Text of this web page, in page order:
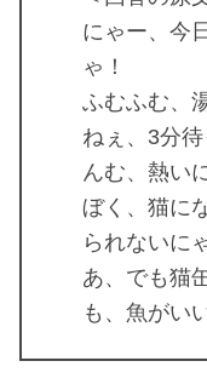
にゃー、今
ゃ！
ふむふむ、
ねぇ、3分待
んむ、熱い
ぼく、猫に
られないに
あ、でも猫
も、魚がい